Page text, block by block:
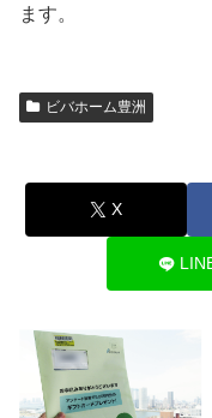
ます。
ビバホーム豊洲
X